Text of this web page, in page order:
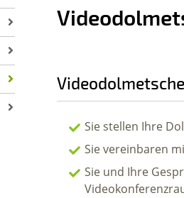
Sie stellen Ihre
Sie vereinbaren
Sie und Ihre